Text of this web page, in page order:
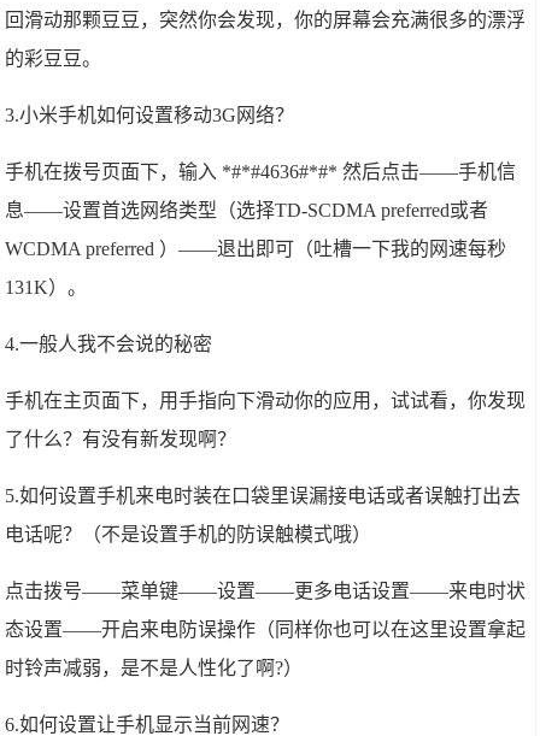
回滑动那颗豆豆，突然你会发现，你的屏幕会充满很多的漂浮
的彩豆豆。
3.小米手机如何设置移动3G网络？
手机在拨号页面下，输入 *#*#4636#*#* 然后点击——手机信
息——设置首选网络类型（选择TD-SCDMA preferred或者
WCDMA preferred ）——退出即可（吐槽一下我的网速每秒
131K）。
4.一般人我不会说的秘密
手机在主页面下，用手指向下滑动你的应用，试试看，你发现
了什么？有没有新发现啊？
5.如何设置手机来电时装在口袋里误漏接电话或者误触打出去
电话呢？（不是设置手机的防误触模式哦）
点击拨号——菜单键——设置——更多电话设置——来电时状
态设置——开启来电防误操作（同样你也可以在这里设置拿起
时铃声减弱，是不是人性化了啊?）
6.如何设置让手机显示当前网速？